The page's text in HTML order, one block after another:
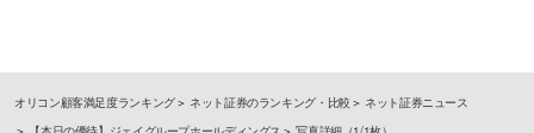
オリコン顧客満足度ランキング ネット証券のランキング・比較
ネット証券ニュース